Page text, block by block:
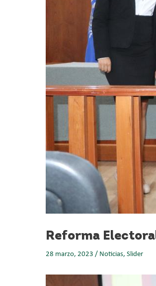
Reforma
28 marzo, 2023 / Noticias, Slider